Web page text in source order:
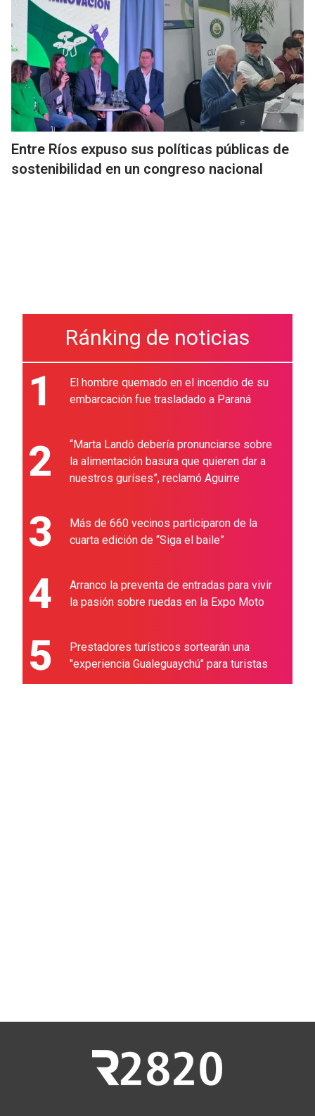
Entre Ríos expuso sus políticas públicas de
sostenibilidad en un congreso nacional
Ránking de noticias
1
El hombre quemado en el incendio de su
embarcación fue trasladado a Paraná
2
“Marta Landó debería pronunciarse sobre
la alimentación basura que quieren dar a
nuestros guríses”, reclamó Aguirre
3
Más de 660 vecinos participaron de la
cuarta edición de “Siga el baile”
4
Arranco la preventa de entradas para vivir
la pasión sobre ruedas en la Expo Moto
5
Prestadores turísticos sortearán una
"experiencia Gualeguaychú" para turistas